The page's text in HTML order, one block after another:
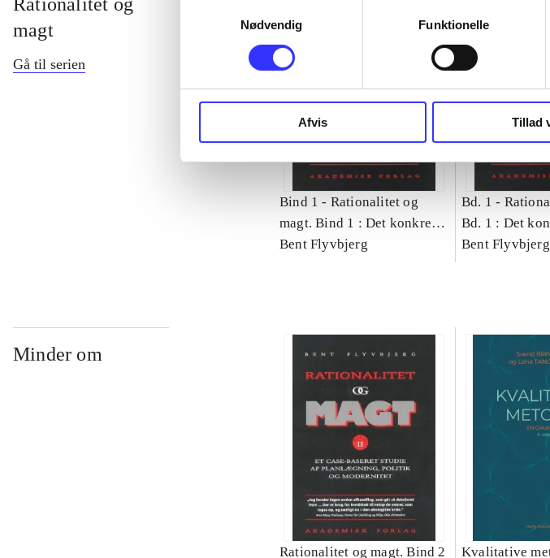
Nødvendig
Funktionelle
Afvis Tillad
Rationalitet og
magt
Gå til serien
Bind 1 - Rationalitet og
magt. Bind 1 : Det konkretes
videnskab
Bent Flyvbjerg
Bd. 1 -
Bd. 1 : Det
videnskab
Bent Flyvbjerg
Minder om
Rationalitet og magt. Bind 2
Kvalitative